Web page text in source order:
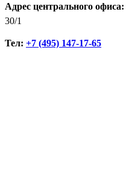
Адрес центрального офиса:
30/1
Тел: +7 (495) 147-17-65